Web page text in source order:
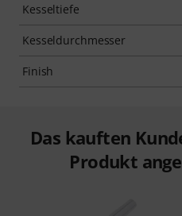
Kesseltiefe
Kesseldurchmesser
Finish
Das kauften
Produkt